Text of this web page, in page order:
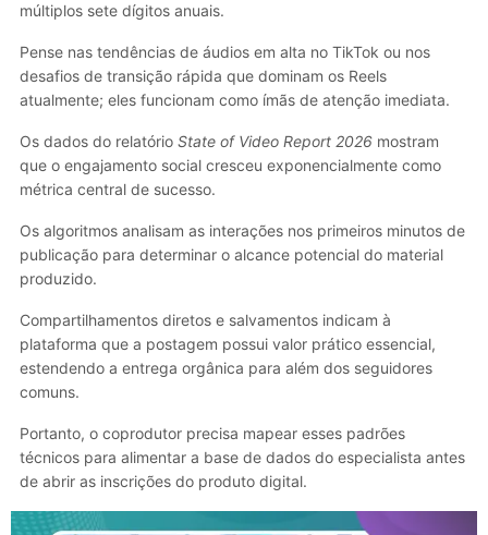
múltiplos sete dígitos anuais.
Pense nas tendências de áudios em alta no TikTok ou nos
desafios de transição rápida que dominam os Reels
atualmente; eles funcionam como ímãs de atenção imediata.
Os dados do relatório State of Video Report 2026 mostram
que o engajamento social cresceu exponencialmente como
métrica central de sucesso.
Os algoritmos analisam as interações nos primeiros minutos de
publicação para determinar o alcance potencial do material
produzido.
Compartilhamentos diretos e salvamentos indicam à
plataforma que a postagem possui valor prático essencial,
estendendo a entrega orgânica para além dos seguidores
comuns.
Portanto, o coprodutor precisa mapear esses padrões
técnicos para alimentar a base de dados do especialista antes
de abrir as inscrições do produto digital.